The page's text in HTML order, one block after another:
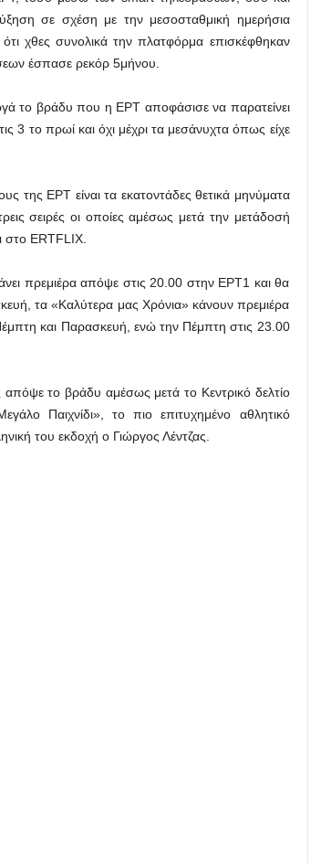
σε σχέση με την μεσοσταθμική ημερήσια
χθες συνολικά την πλατφόρμα επισκέφθηκαν
έσπασε ρεκόρ 5μήνου.
το βράδυ που η ΕΡΤ αποφάσισε να παρατείνει
το πρωί και όχι μέχρι τα μεσάνυχτα όπως είχε
της ΕΡΤ είναι τα εκατοντάδες θετικά μηνύματα
σειρές οι οποίες αμέσως μετά την μετάδοσή
στο ERΤFLIX.
πρεμιέρα απόψε στις 20.00 στην ΕΡΤ1 και θα
τα «Καλύτερα μας Χρόνια» κάνουν πρεμιέρα
και Παρασκευή, ενώ την Πέμπτη στις 23.00
το βράδυ αμέσως μετά το Κεντρικό δελτίο
Παιχνίδι», το πιο επιτυχημένο αθλητικό
του εκδοχή ο Γιώργος Λέντζας.